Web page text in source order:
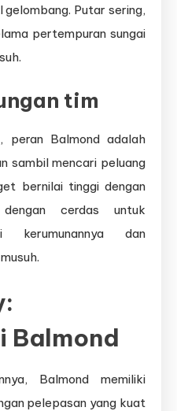
gelombang. Putar sering,
pertempuran sungai
tim
peran Balmond adalah
sambil mencari peluang
bernilai tinggi dengan
dengan cerdas untuk
kerumunannya dan
Balmond
Balmond memiliki
pelepasan yang kuat